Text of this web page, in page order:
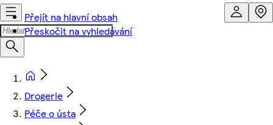
Přejít na hlavní obsah
Přeskočit na vyhledávání
Drogerie
Péče o ústa